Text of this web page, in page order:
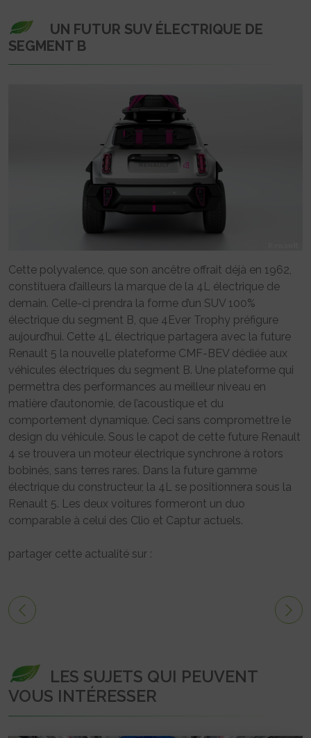
UN FUTUR SUV ÉLECTRIQUE DE
SEGMENT B
Cette polyvalence, que son ancêtre offrait déjà en 1962,
constituera d’ailleurs la marque de la 4L électrique de
demain. Celle-ci prendra la forme d’un SUV 100%
électrique du segment B, que 4Ever Trophy préfigure
aujourd’hui. Cette 4L électrique partagera avec la future
Renault 5 la nouvelle plateforme CMF-BEV dédiée aux
véhicules électriques du segment B. Une plateforme qui
permettra des performances au meilleur niveau en
matière d’autonomie, de l’acoustique et du
comportement dynamique. Ceci sans compromettre le
design du véhicule. Sous le capot de cette future Renault
4 se trouvera un moteur électrique synchrone à rotors
bobinés, sans terres rares. Dans la future gamme
électrique du constructeur, la 4L se positionnera sous la
Renault 5. Les deux voitures formeront un duo
comparable à celui des Clio et Captur actuels.
partager cette actualité sur :
LES SUJETS QUI PEUVENT
VOUS INTÉRESSER